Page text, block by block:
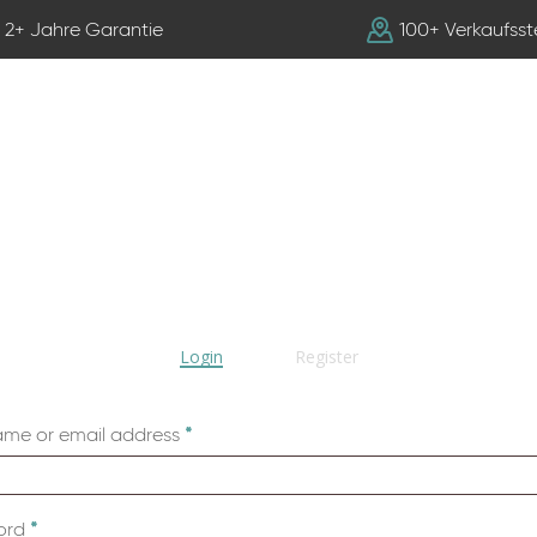
2+ Jahre Garantie 100+
Login Register
or email address *Required
*Required